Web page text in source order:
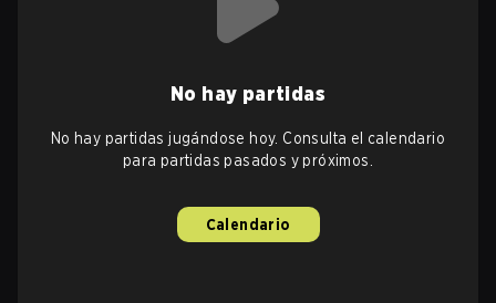
No hay partidas
No hay partidas jugándose hoy. Consulta el calendario
para partidas pasados y próximos.
Calendario